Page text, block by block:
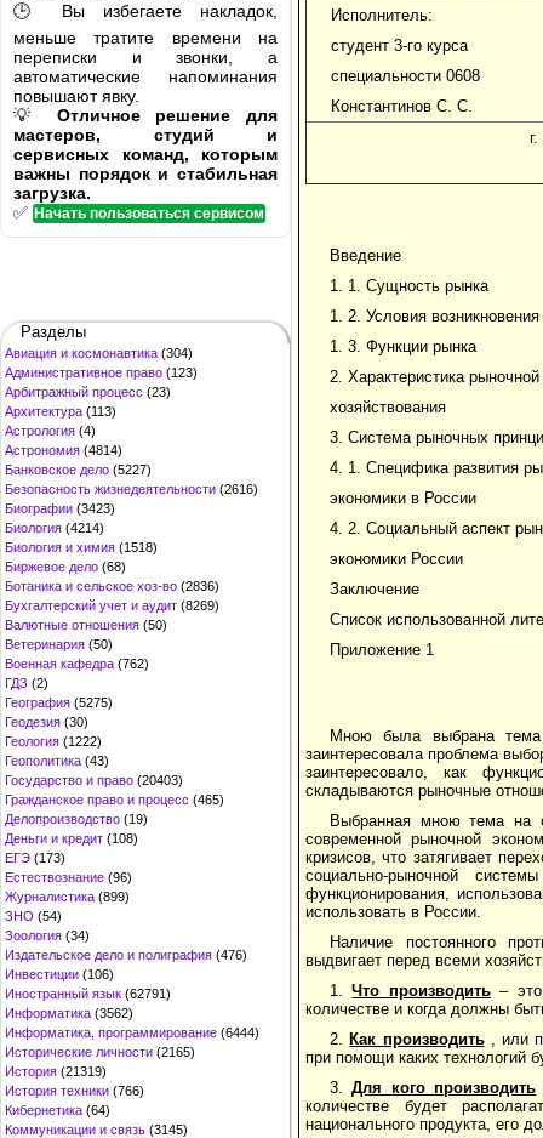
🕒 Вы избегаете накладок,
меньше тратите времени на
переписки и звонки, а
автоматические напоминания
повышают явку.
💡 Отличное решение для
мастеров, студий и
сервисных команд, которым
важны порядок и стабильная
загрузка.
✅ Начать пользоваться сервисом
Разделы
Авиация и космонавтика (304)
Административное право (123)
Арбитражный процесс (23)
Архитектура (113)
Астрология (4)
Астрономия (4814)
Банковское дело (5227)
Безопасность жизнедеятельности (2616)
Биографии (3423)
Биология (4214)
Биология и химия (1518)
Биржевое дело (68)
Ботаника и сельское хоз-во (2836)
Бухгалтерский учет и аудит (8269)
Валютные отношения (50)
Ветеринария (50)
Военная кафедра (762)
ГДЗ (2)
География (5275)
Геодезия (30)
Геология (1222)
Геополитика (43)
Государство и право (20403)
Гражданское право и процесс (465)
Делопроизводство (19)
Деньги и кредит (108)
ЕГЭ (173)
Естествознание (96)
Журналистика (899)
ЗНО (54)
Зоология (34)
Издательское дело и полиграфия (476)
Инвестиции (106)
Иностранный язык (62791)
Информатика (3562)
Информатика, программирование (6444)
Исторические личности (2165)
История (21319)
История техники (766)
Кибернетика (64)
Коммуникации и связь (3145)
Исполнитель:
студент 3-го курса
специальности 0608
Константинов С. С.
Введение
1. 1. Сущность рынка
1. 2. Условия
1. 3. Функции рынка
2. Характеристика
хозяйствования
3. Система рыночных
4. 1. Специфика развития
экономики в России
4. 2. Социальный аспект
экономики России
Заключение
Список использованной
Приложение 1
Мною была выбрана тема
заинтересовала проблема
заинтересовало, как
складываются рыночные
Выбранная мною тема на
современной рыночной
кризисов, что затягивает
социально-рыночной
функционирования,
использовать в России.
Наличие постоянного
выдвигает перед всеми
1.Что производить –
количестве и когда должны
2. Как производить , или
при помощи каких технологий
3.Для кого производить
количестве будет
национального продукта, его